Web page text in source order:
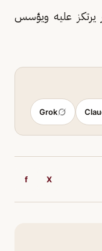
يرتكز عليه ويؤسس
Grok
X
f